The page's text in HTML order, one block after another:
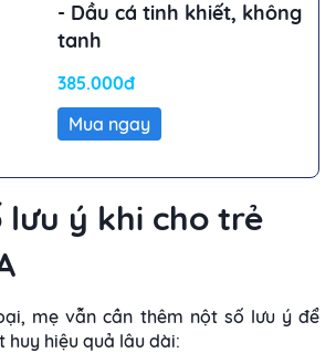
- Dầu cá tinh khiết, không
tanh
385.000đ
Mua ngay
lưu ý khi cho trẻ
mẹ vẫn cần thêm nột số lưu ý để
huy hiệu quả lâu dài: